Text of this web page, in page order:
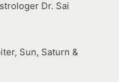
Dr. Sai
Sun, Saturn &